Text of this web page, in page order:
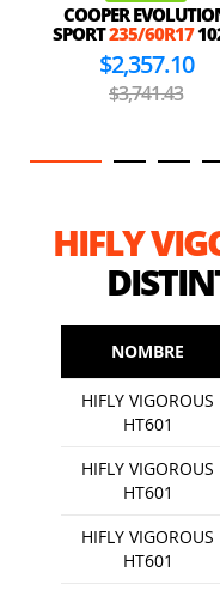
COOPER
SPORT235/60R17
$2,357.10
$3,741.43
HIFLY
NOMBRE
HIFLY VIGOROUS
HT601
HIFLY VIGOROUS
HT601
HIFLY VIGOROUS
HT601